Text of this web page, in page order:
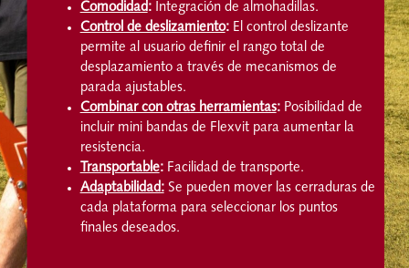
Comodidad:Integración de almohadillas.
Control de deslizamiento:El control deslizante
permite al usuario definir el rango total de
desplazamiento a través de mecanismos de
parada ajustables.
Combinar con otras herramientas: Posibilidad de
incluir mini bandas de Flexvit para aumentar la
resistencia.
Transportable:Facilidad de transporte.
Adaptabilidad:Se pueden mover las cerraduras de
cada plataforma para seleccionar los puntos
finales deseados.